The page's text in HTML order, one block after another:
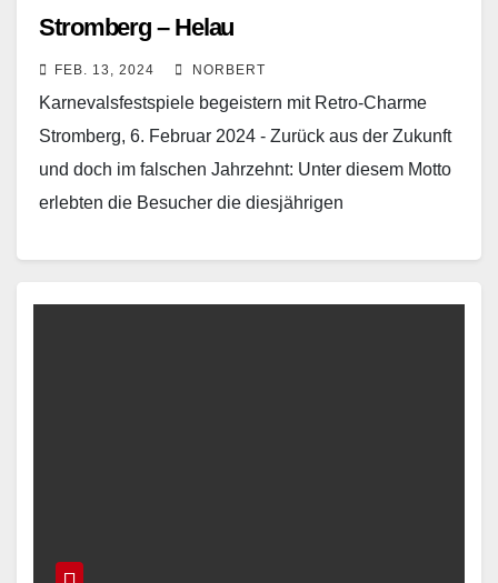
Stromberg – Helau
FEB. 13, 2024 NORBERT
Karnevalsfestspiele begeistern mit Retro-Charme
Stromberg, 6. Februar 2024 - Zurück aus der Zukunft
und doch im falschen Jahrzehnt: Unter diesem Motto
erlebten die Besucher die diesjährigen